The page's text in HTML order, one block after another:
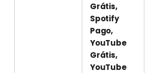
Grátis,
Spotify
Pago,
YouTube
Grátis,
YouTube